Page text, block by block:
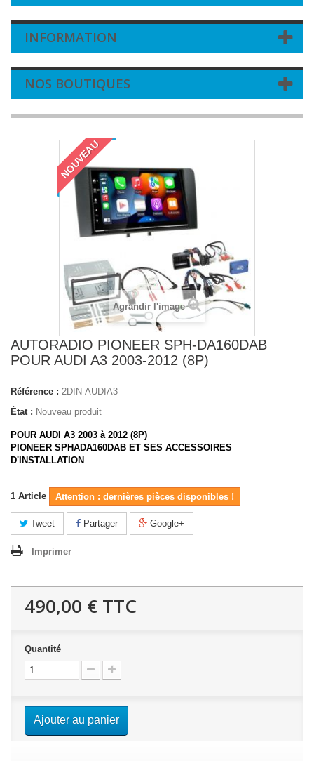
INFORMATION
NOS BOUTIQUES
NOUVEAU
Agrandir l'image
AUTORADIO PIONEER SPH-DA160DAB
POUR AUDI A3 2003-2012 (8P)
Référence : 2DIN-AUDIA3
État : Nouveau produit
POUR AUDI A3 2003 à 2012 (8P)
PIONEER SPHADA160DAB ET SES ACCESSOIRES
D'INSTALLATION
1 Article Attention : dernières pièces disponibles !
Tweet Partager Google+
Imprimer
490,00 € TTC
Quantité
Ajouter au panier